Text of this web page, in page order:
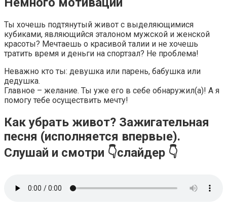
Ты хочешь подтянутый живот с выделяющимися
кубиками, являющийся эталоном мужской и женской
красоты? Мечтаешь о красивой талии и не хочешь
тратить время и деньги на спортзал? Не проблема!
Неважно кто ты: девушка или парень, бабушка или
дедушка.
Главное – желание. Ты уже его в себе обнаружил(а)! А я
помогу тебе осуществить мечту!
Как убрать живот? Зажигательная
песня (исполняется впервые).
Слушай и смотри 👇слайдер 👇